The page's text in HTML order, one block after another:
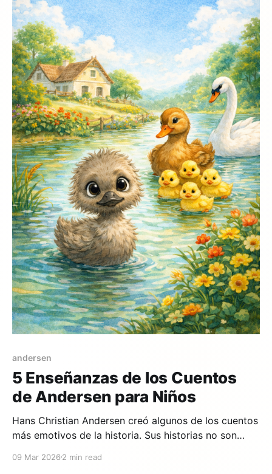
andersen
5 Enseñanzas de los Cuentos
de Andersen para Niños
Hans Christian Andersen creó algunos de los cuentos
más emotivos de la historia. Sus historias no son
sobre la vida envueltas en magia, belleza y ternura.
09 Mar 2026 2 min read